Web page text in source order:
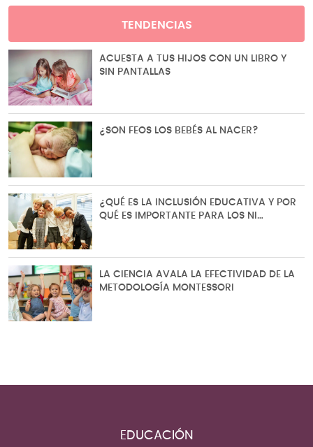
TENDENCIAS
ACUESTA A TUS HIJOS CON UN LIBRO Y
SIN PANTALLAS
¿SON FEOS LOS BEBÉS AL NACER?
¿QUÉ ES LA INCLUSIÓN EDUCATIVA Y POR
QUÉ ES IMPORTANTE PARA LOS NI…
LA CIENCIA AVALA LA EFECTIVIDAD DE LA
METODOLOGÍA MONTESSORI
EDUCACIÓN